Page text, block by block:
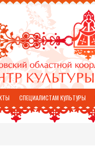
СПЕЦИАЛИСТАМ КУЛЬТУРЫ